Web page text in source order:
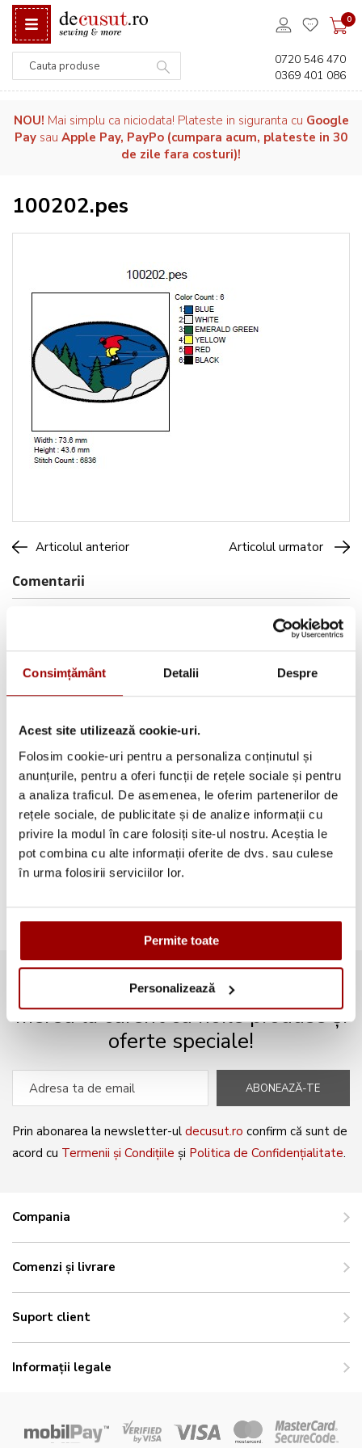
Consimțământ Detalii Despre
Acest site utilizează cookie-uri.
Folosim cookie-uri pentru a personaliza conținutul și
anunțurile, pentru a oferi funcții de rețele sociale și pentru
a analiza traficul. De asemenea, le oferim partenerilor de
rețele sociale, de publicitate și de analize informații cu
privire la modul în care folosiți site-ul nostru. Aceștia le
pot combina cu alte informații oferite de dvs. sau culese
în urma folosirii serviciilor lor.
Permite toate
Personalizează
0
0720 546 470
0369 401 086
NOU! Mai simplu ca niciodata! Plateste in siguranta cu Google
Pay sau Apple Pay, PayPo (cumpara acum, plateste in 30
de zile fara costuri)!
100202.pes
Articolul anterior Articolul urmator
Comentarii
Caută pe blog
Categorii
Testimoniale(1493)
Aplicatii textile (123)
Evenimente(66)
Abonează-te la newsletter și fii
mereu la curent cu noile produse și
oferte speciale!
ABONEAZĂ-TE
Prin abonarea la newsletter-ul decusut.ro confirm că sunt de
acord cu Termenii și Condițiile și Politica de Confidențialitate.
Compania
Comenzi și livrare
Suport client
Informații legale